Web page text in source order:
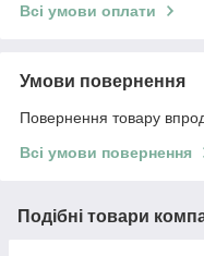
Всі умови оплати
Умови повернення
Повернення товару
Всі умови повернення
Подібні товари